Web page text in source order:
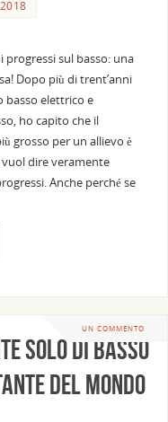
progressi sul basso: una
Dopo più di trent’anni
basso elettrico e
ho capito che il
grosso per un allievo è
vuol dire veramente
Anche perché se
UN COMMENTO
DI BASSO
del mondo